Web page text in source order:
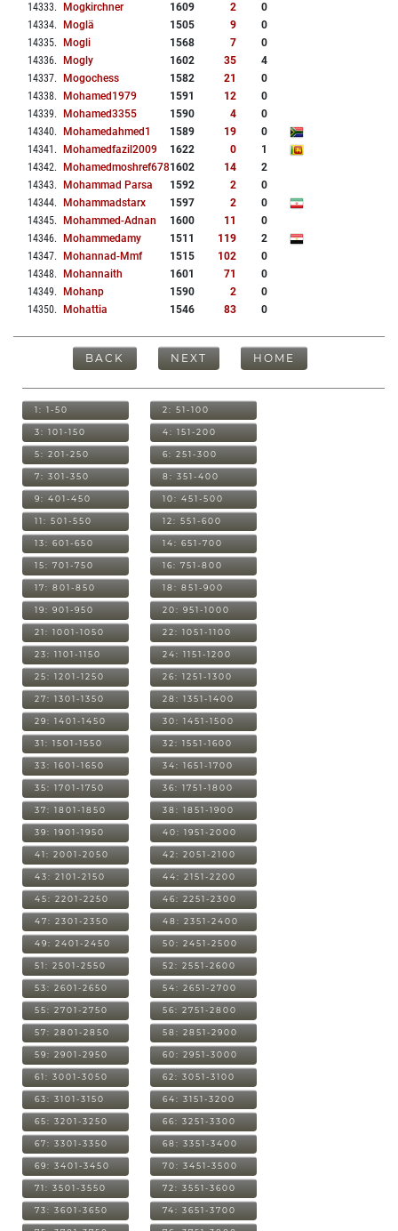
14333. Mogkirchner 1609 2
0
14334. Moglä 1505 9
0
14335. Mogli 1568 7
0
14336. Mogly 1602 35
4
14337. Mogochess 1582 21
0
14338. Mohamed1979 1591 12
0
14339. Mohamed3355 1590 4
0
14340. Mohamedahmed1 1589 19
0
14341 . Mohamedfazil2009 1622 0
1
14342. Mohamedmoshref6781602 14
2
14343. Mohammad Parsa 1592 2
0
14344. Mohammadstarx 1597 2
0
14345. Mohammed-Adnan 1600 11
0
14346. Mohammedamy 1511 119
2
14347. Mohannad-Mmf 1515 102
0
14348. Mohannaith 1601 71
0
14349. Mohanp 1590 2
0
14350. Mohattia 1546 83 0
BACK NEXT HOME
1: 1-50 2: 51-100
3: 101-150 4: 151-200
5: 201-250 6: 251-300
7: 301-350 8: 351-400
9: 401-450 10: 451-500
11: 501-550 12: 551-600
13: 601-650 14: 651-700
15: 701-750 16: 751-800
17: 801-850 18: 851-900
19: 901-950 20: 951-1000
21: 1001-1050 22: 1051-1100
23: 1101-1150 24: 1151-1200
25: 1201-1250 26: 1251-1300
27: 1301-1350 28: 1351-1400
29: 1401-1450 30: 1451-1500
31: 1501-1550 32: 1551-1600
33: 1601-1650 34: 1651-1700
35: 1701-1750 36: 1751-1800
37: 1801-1850 38: 1851-1900
39: 1901-1950 40: 1951-2000
41: 2001-2050 42: 2051-2100
43: 2101-2150 44: 2151-2200
45: 2201-2250 46: 2251-2300
47: 2301-2350 48: 2351-2400
49: 2401-2450 50: 2451-2500
51: 2501-2550 52: 2551-2600
53: 2601-2650 54: 2651-2700
55: 2701-2750 56: 2751-2800
57: 2801-2850 58: 2851-2900
59: 2901-2950 60: 2951-3000
61: 3001-3050 62: 3051-3100
63: 3101-3150 64: 3151-3200
65: 3201-3250 66: 3251-3300
67: 3301-3350 68: 3351-3400
69: 3401-3450 70: 3451-3500
71: 3501-3550 72: 3551-3600
73: 3601-3650 74: 3651-3700